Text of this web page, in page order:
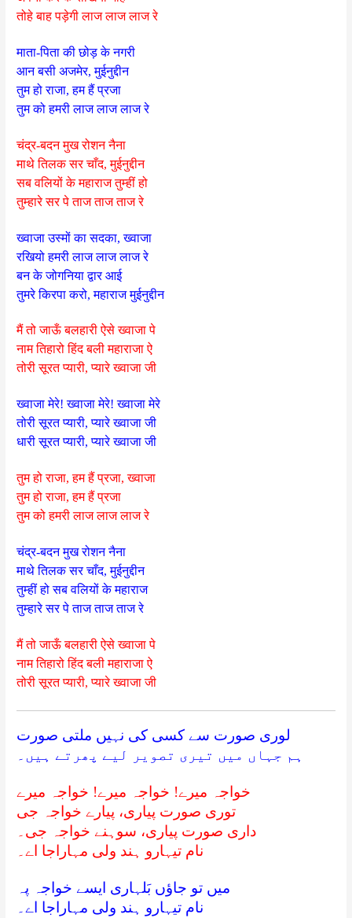
तोहे बाह पड़ेगी लाज लाज लाज रे
माता-पिता की छोड़ के नगरी
आन बसी अजमेर, मुईनुद्दीन
तुम हो राजा, हम हैं प्रजा
तुम को हमरी लाज लाज लाज रे
चंद्र-बदन मुख रोशन नैना
माथे तिलक सर चाँद, मुईनुद्दीन
सब वलियों के महाराज तुम्हीं हो
तुम्हारे सर पे ताज ताज ताज रे
ख्वाजा उस्मों का सदका, ख्वाजा
रखियो हमरी लाज लाज लाज रे
बन के जोगनिया द्वार आई
तुमरे किरपा करो, महाराज मुईनुद्दीन
मैं तो जाऊँ बलहारी ऐसे ख्वाजा पे
नाम तिहारो हिंद बली महाराजा ऐ
तोरी सूरत प्यारी, प्यारे ख्वाजा जी
ख्वाजा मेरे! ख्वाजा मेरे! ख्वाजा मेरे
तोरी सूरत प्यारी, प्यारे ख्वाजा जी
धारी सूरत प्यारी, प्यारे ख्वाजा जी
तुम हो राजा, हम हैं प्रजा, ख्वाजा
तुम हो राजा, हम हैं प्रजा
तुम को हमरी लाज लाज लाज रे
चंद्र-बदन मुख रोशन नैना
माथे तिलक सर चाँद, मुईनुद्दीन
तुम्हीं हो सब वलियों के महाराज
तुम्हारे सर पे ताज ताज ताज रे
मैं तो जाऊँ बलहारी ऐसे ख्वाजा पे
नाम तिहारो हिंद बली महाराजा ऐ
तोरी सूरत प्यारी, प्यारे ख्वाजा जी
لوری صورت سے کسی کی نہیں ملتی صورت
ہم جہاں میں تیری تصویر لیے پھرتے ہیں۔
خواجہ میرے! خواجہ میرے! خواجہ میرے
توری صورت پیاری، پیارے خواجہ جی
داری صورت پیاری، سوہنے خواجہ جی۔
نام تیہارو ہند ولی مہاراجا اے۔
میں تو جاؤں بَلہاری ایسے خواجہ پہ
نام تیہارو ہند ولی مہاراجا اے۔